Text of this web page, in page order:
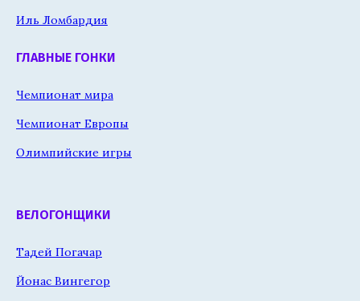
Иль Ломбардия
ГЛАВНЫЕ ГОНКИ
Чемпионат мира
Чемпионат Европы
Олимпийские игры
ВЕЛОГОНЩИКИ
Тадей Погачар
Йонас Вингегор